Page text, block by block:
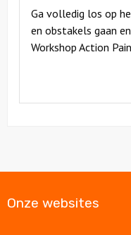
Ga volledig los op
en obstakels gaan
Workshop Action
Onze websites